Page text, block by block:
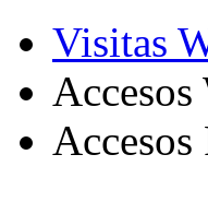
Visitas